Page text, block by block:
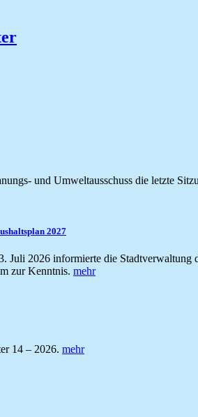
und Umweltausschuss die letzte
2027
Juli 2026 informierte die
zur Kenntnis. mehr
14 – 2026. mehr